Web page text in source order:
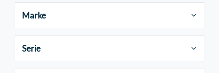
Marke
Serie